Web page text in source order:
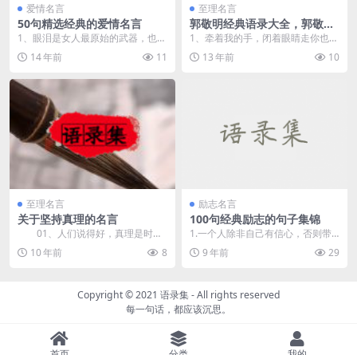
爱情名言
50句精选经典的爱情名言
1、眼泪是女人最原始的武器，也是
男人唯一无法抵抗的最厉害的武
器。 ...
14 年前 11
至理名言
郭敬明经典语录大全，郭敬明
经典爱情语录
1、牵着我的手，闭着眼睛走你也不
会迷路。 2、你笑一次，我就可以
高...13 年前 10
至理名言
关于坚持真理的名言
01、人们说得好，真理是时间
的女儿，不是权威的女儿。—&md
as...10 年前 8
励志名言
100句经典励志的句子集锦
1.一个人除非自己有信心，否则带
给别人信心。 2.拒绝严峻的冶
炼，...9 年前 29
Copyright © 2021 语录集- All rights reserved
每一句话，都应该沉思。